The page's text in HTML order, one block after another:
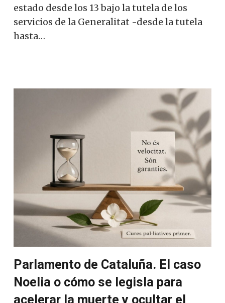
estado desde los 13 bajo la tutela de los
servicios de la Generalitat -desde la tutela
hasta…
Parlamento de Cataluña. El caso
Noelia o cómo se legisla para
acelerar la muerte y ocultar el